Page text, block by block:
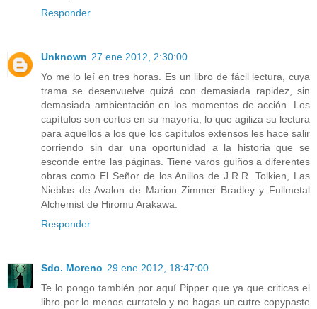
Responder
Unknown 27 ene 2012, 2:30:00
Yo me lo leí en tres horas. Es un libro de fácil lectura, cuya
trama se desenvuelve quizá con demasiada rapidez, sin
demasiada ambientación en los momentos de acción. Los
capítulos son cortos en su mayoría, lo que agiliza su lectura
para aquellos a los que los capítulos extensos les hace salir
corriendo sin dar una oportunidad a la historia que se
esconde entre las páginas. Tiene varos guiños a diferentes
obras como El Señor de los Anillos de J.R.R. Tolkien, Las
Nieblas de Avalon de Marion Zimmer Bradley y Fullmetal
Alchemist de Hiromu Arakawa.
Responder
Sdo. Moreno 29 ene 2012, 18:47:00
Te lo pongo también por aquí Pipper que ya que criticas el
libro por lo menos curratelo y no hagas un cutre copypaste